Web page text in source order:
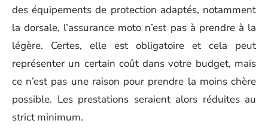
des équipements de protection adaptés, notamment
la dorsale, l’assurance moto n’est pas à prendre à la
légère. Certes, elle est obligatoire et cela peut
représenter un certain coût dans votre budget, mais
ce n’est pas une raison pour prendre la moins chère
possible. Les prestations seraient alors réduites au
strict minimum.